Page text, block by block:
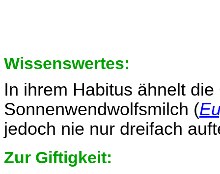
Wissenswertes:
In ihrem Habitus ähnelt
Sonnenwendwolfsmilch (
jedoch nie nur dreifach
Zur Giftigkeit: